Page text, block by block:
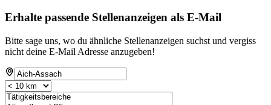
Erhalte passende Stellenanzeigen als E-Mail
Bitte sage uns, wo du ähnliche Stellenanzeigen suchst und vergiss
nicht deine E-Mail Adresse anzugeben!